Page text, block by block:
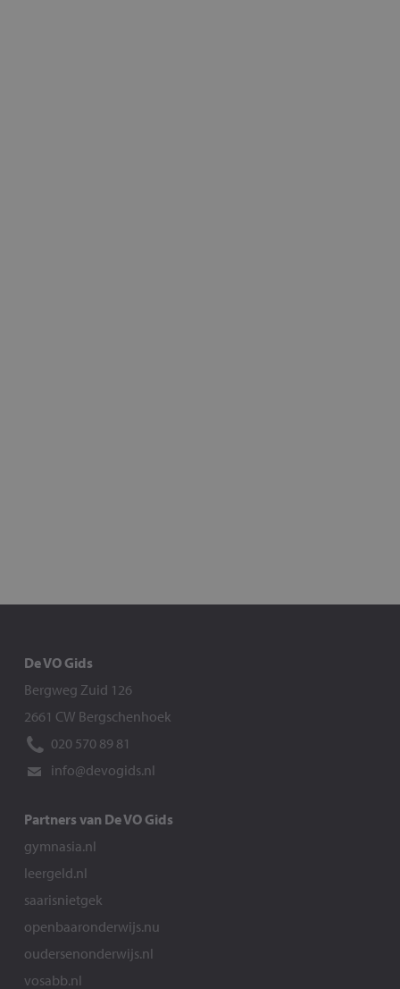
De VO Gids
Bergweg Zuid 126
2661 CW Bergschenhoek
020 570 89 81
info@devogids.nl
Partners van De VO Gids
gymnasia.nl
leergeld.nl
saarisnietgek
openbaaronderwijs.nu
oudersenonderwijs.nl
vosabb.nl